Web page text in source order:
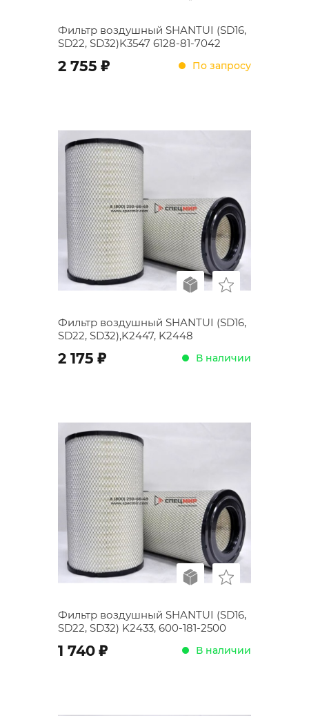
Фильтр воздушный SHANTUI (SD16,
SD22, SD32)K3547 6128-81-7042
2 755 ; По запросу
Фильтр воздушный SHANTUI (SD16,
SD22, SD32),K2447, K2448
2 175 ; В наличии
Фильтр воздушный SHANTUI (SD16,
SD22, SD32) K2433, 600-181-2500
1 740 ; В наличии